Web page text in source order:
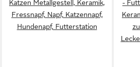
Katzen Metallgestell, Keramik,
Fressnapf, Napf, Katzennapf,
Hundenapf, Futterstation
-